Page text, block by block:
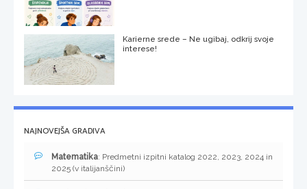
Karierne srede – Ne ugibaj, odkrij svoje
interese!
NAJNOVEJŠA GRADIVA
Matematika: Predmetni izpitni katalog 2022, 2023, 2024 in
2025 (v italijanščini)